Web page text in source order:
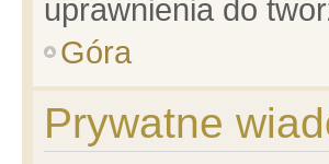
uprawnienia do
Góra
Prywatne